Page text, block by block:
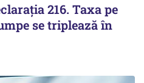
216. Taxa pe
se triplează în